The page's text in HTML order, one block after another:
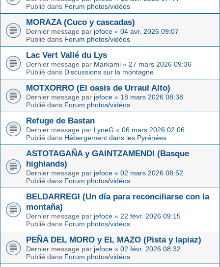
Publié dans Forum photos/vidéos
MORAZA (Cuco y cascadas)
Dernier message par jefoce « 04 avr. 2026 09:07
Publié dans Forum photos/vidéos
Lac Vert Vallé du Lys
Dernier message par Markami « 27 mars 2026 09:36
Publié dans Discussions sur la montagne
MOTXORRO (El oasis de Urraul Alto)
Dernier message par jefoce « 18 mars 2026 08:38
Publié dans Forum photos/vidéos
Refuge de Bastan
Dernier message par LyneG « 06 mars 2026 02:06
Publié dans Hébergement dans les Pyrénées
ASTOTAGAÑA y GAINTZAMENDI (Basque
highlands)
Dernier message par jefoce « 02 mars 2026 08:52
Publié dans Forum photos/vidéos
BELDARREGI (Un día para reconciliarse con la
montaña)
Dernier message par jefoce « 22 févr. 2026 09:15
Publié dans Forum photos/vidéos
PEÑA DEL MORO y EL MAZO (Pista y lapiaz)
Dernier message par jefoce « 02 févr. 2026 08:32
Publié dans Forum photos/vidéos